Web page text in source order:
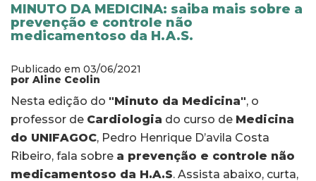
MINUTO DA MEDICINA: saiba mais sobre a
prevenção e controle não
medicamentoso da H.A.S.
Publicado em 03/06/2021
por Aline Ceolin
Nesta edição do "Minuto da Medicina", o
professor de Cardiologia do curso de Medicina
do UNIFAGOC, Pedro Henrique D’avila Costa
Ribeiro, fala sobre a prevenção e controle não
medicamentoso da H.A.S. Assista abaixo, curta,